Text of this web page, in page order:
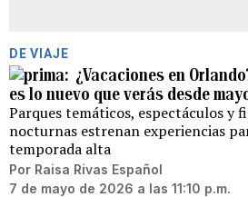
DE VIAJE
¿Vacaciones en
es lo nuevo que verás desde
Parques temáticos, espectáculos y
nocturnas estrenan experiencias
temporada alta
Por Raisa Rivas Español
7 de mayo de 2026 a las 11:10 p.m.